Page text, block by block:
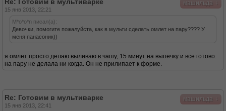
машильда
15 янв 2013, 22:21
M*o*o*n писал(а):
Девочки, помогите пожалуйста, как в мульти сделать омлет на пару???? У
меня панасоник))
я омлет просто делаю выливаю в чашу, 15 минут на выпечку и все готово.
на пару не делала ни когда. Он не прилипает к форме.
машильда
Re: Готовим в мультиварке
15 янв 2013, 22:41